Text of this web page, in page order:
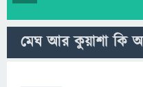
মেঘ আর কুয়াশা কি